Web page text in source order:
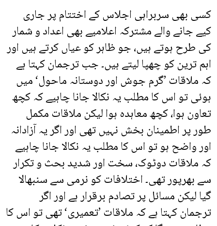
کسی بھی سربراہی اجلاس کے اختتام پر جاری
کیے جانے والے مشترکہ اعلامیے بھی اعداد و شمار
کی طرح ہوتے ہیں، جو ظاہر کو عیاں کرتے ہیں اور
اہم ترین کو چھپا لیتے ہیں۔ جب ترجمان کہتا ہے
کہ ملاقات ’گرم جوش اور دوستانہ ماحول‘ میں
ہوئی تو اس کا مطلب یہ نکالا جانا چاہیے کہ کچھ
تعاون ہوا، کچھ معاہدہ ہوا لیکن ملاقات مکمل
طور پر اطمینان بخش نہیں تھی اور اگر یہ آزادانہ
اور واضح ہو تو اس کا مطلب یہ نکالا جانا چاہیے
کہ ملاقات دوٹوک، سخت اور شدید بحث و تکرار
سے بھرپور تھی۔ اختلافات کو نرمی سے سنبھالا
گیا لیکن مسائل پر تصادم برقرار ہے اور اگر
ترجمان کہتا ہے کہ ملاقات ’تعمیری‘ تھی تو اس کا